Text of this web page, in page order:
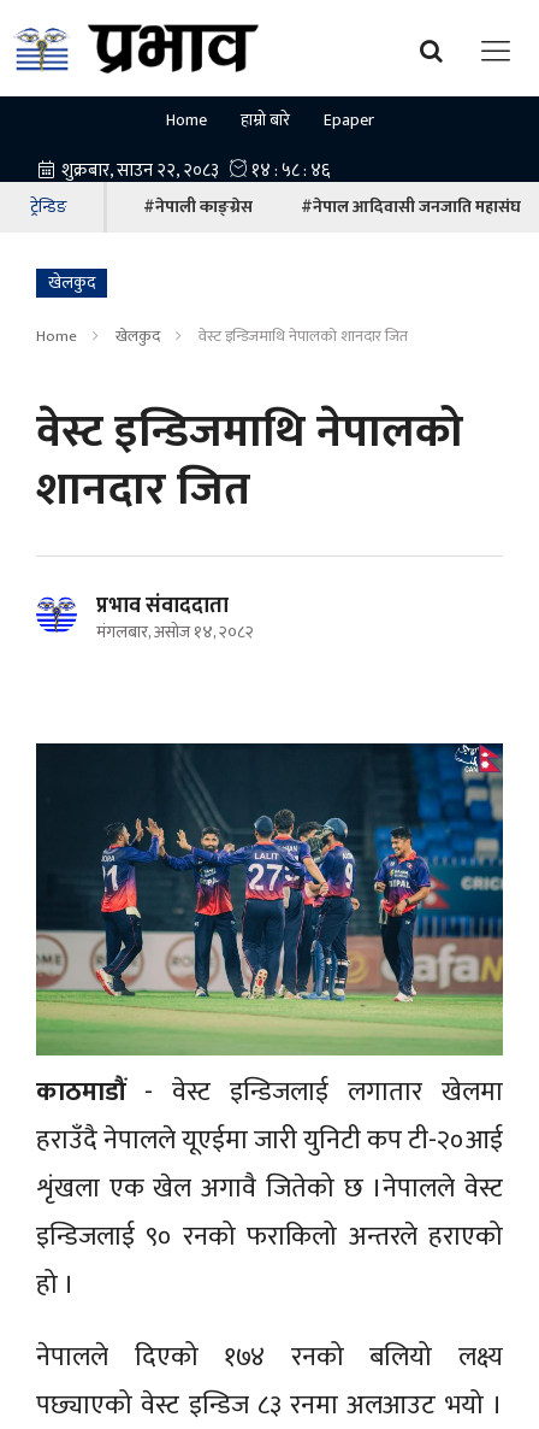
Home हाम्रो बारे Epaper
ट्रेन्डिङ #नेपाली काङ्ग्रेस #नेपाल आदिवासी जनजाति महासंघ
खेलकुद
Home खेलकुद वेस्ट इन्डिजमाथि नेपालको शानदार जित
वेस्ट इन्डिजमाथि नेपालको
शानदार जित
प्रभाव संवाददाता
मंगलबार, असोज १४, २०८२
काठमाडौं- वेस्ट इन्डिजलाई लगातार खेलमा
हराउँदै नेपालले यूएईमा जारी युनिटी कप टी-२०आई
शृंखला एक खेल अगावै जितेको छ ।नेपालले वेस्ट
इन्डिजलाई ९० रनको फराकिलो अन्तरले हराएको
हो ।
नेपालले दिएको १७४ रनको बलियो लक्ष्य
पछ्याएको वेस्ट इन्डिज ८३ रनमा अलआउट भयो ।